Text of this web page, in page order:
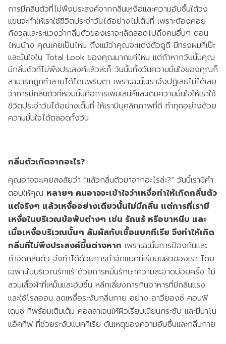
แผน
ธุรกิจ
ไลฟ์
แม็ก
พลัส
Facebook
การมีกลิ่นตัวที่ไม่พึงประสงค์จากกลิ่นเหงื่อและความอับชื้นใต้วง
แขนจะทำให้เราใช้ชีวิตประจำวันได้อย่างไม่เต็มที่ เพราะต้องคอย
กังวลและระแวงว่ากลิ่นตัวของเราจะเล็ดลอดไปถึงคนอื่นๆ ตอน
ไหนบ้าง คุณเคยเป็นไหม ถึงแม้ว่าคุณจะแต่งตัวดูดี มีทรงผมที่เป๊ะ
และมั่นใจใน Total Look ของคุณมากแค่ไหน แต่ถ้าหากวันนั้นคุณ
มีกลิ่นตัวที่ไม่พึงประสงค์แล้วล่ะก็ วันนั้นทั้งวันความมั่นใจของคุณก็
สามารถถูกทำลายได้โดยพริบตา เพราะฉะนั้นเราจึงปฏิเสธไม่ได้เลย
ว่าการมีกลิ่นตัวที่หอมนั้นคือการเพิ่มเสน่ห์และเติมความมั่นใจให้เราใช้
ชีวิตประจำวันได้อย่างเต็มที่ ให้เรามีบุคลิกภาพที่ดี ทำทุกอย่างด้วย
ความมั่นใจได้ตลอดทั้งวัน
กลิ่นตัวเกิดจากอะไร?
คุณอาจจะเคยสงสัยว่า “แล้วกลิ่นตัวมาจากอะไรล่ะ?” วันนี้เรามีคำ
ตอบให้คุณ หลายๆ คนอาจจะเข้าใจว่าเหงื่อทำให้เกิดกลิ่นตัว
แต่จริงๆ แล้วเหงื่ออย่างเดียวนั้นไม่มีกลิ่น แต่การที่เรามี
เหงื่อในบริเวณข้อพับต่างๆ เช่น รักแร้ หรือขาหนีบ และ
เมื่อเหงื่อบริเวณนั้นๆ สัมผัสกับเชื้อแบคทีเรีย จึงทำให้เกิด
กลิ่นที่ไม่พึงประสงค์ขึ้นต่างหาก เพราะฉะนั้นการป้องกันและ
กำจัดกลิ่นตัว จึงทำได้ด้วยการกำจัดแบคทีเรียบนผิวของเรา โดย
เฉพาะในบริเวณรักแร้ ด้วยการหมั่นรักษาความสะอาดบ่อยครั้ง ไม่
สวมเสื้อผ้าที่เหม็นและอับชื้น หลีกเลี่ยงการกินอาหารที่มีกลิ่นแรง
และใช้โรลออน ลดเหงื่อระงับกลิ่นกาย อย่าง อาวียองซ์ คอนฟิ
เดนซ์ ที่พร้อมเติมเต็ม คอลลาเจนให้ผิวเรียบเนียนกระชับ และมีนาโน
แอ็คทีฟ ที่ช่วยระงับแบคทีเรีย ต้นเหตุของความอับชื้นและกลิ่นกาย